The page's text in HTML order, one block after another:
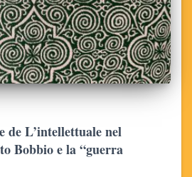
de L’intellettuale nel
Bobbio e la “guerra